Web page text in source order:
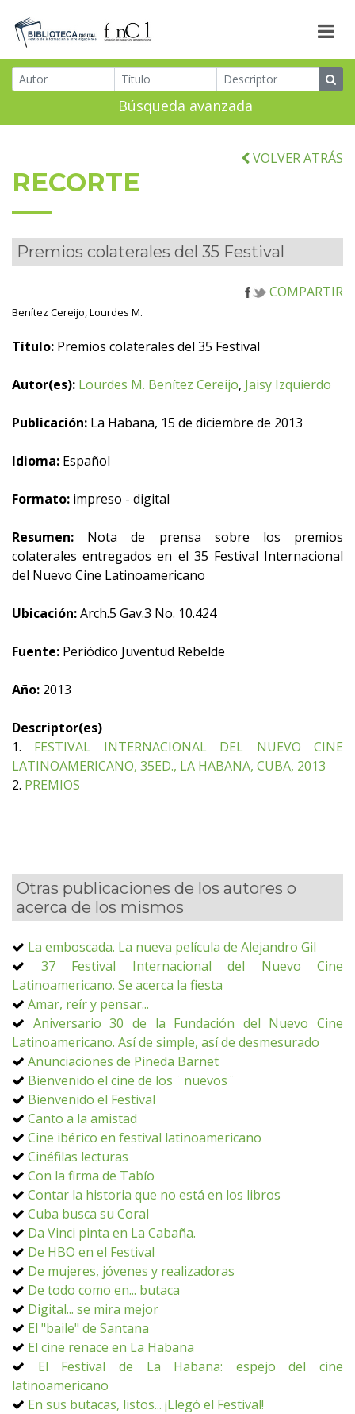
Búsqueda avanzada
VOLVER ATRÁS
RECORTE
Premios colaterales del 35 Festival
COMPARTIR
Benítez Cereijo, Lourdes M.
Título: Premios colaterales del 35 Festival
Autor(es): Lourdes M. Benítez Cereijo, Jaisy Izquierdo
Publicación: La Habana, 15 de diciembre de 2013
Idioma: Español
Formato: impreso - digital
Resumen: Nota de prensa sobre los premios
colaterales entregados en el 35 Festival Internacional
del Nuevo Cine Latinoamericano
Ubicación:Arch.5 Gav.3 No. 10.424
Fuente: Periódico Juventud Rebelde
Año: 2013
Descriptor(es)
1. FESTIVAL INTERNACIONAL DEL NUEVO CINE
LATINOAMERICANO, 35ED., LA HABANA, CUBA, 2013
2. PREMIOS
Otras publicaciones de los autores o
acerca de los mismos
La emboscada. La nueva película de Alejandro Gil
37 Festival Internacional del Nuevo Cine
Latinoamericano. Se acerca la fiesta
Amar, reír y pensar...
Aniversario 30 de la Fundación del Nuevo Cine
Latinoamericano. Así de simple, así de desmesurado
Anunciaciones de Pineda Barnet
Bienvenido el cine de los ¨nuevos¨
Bienvenido el Festival
Canto a la amistad
Cine ibérico en festival latinoamericano
Cinéfilas lecturas
Con la firma de Tabío
Contar la historia que no está en los libros
Cuba busca su Coral
Da Vinci pinta en La Cabaña.
De HBO en el Festival
De mujeres, jóvenes y realizadoras
De todo como en... butaca
Digital... se mira mejor
El "baile" de Santana
El cine renace en La Habana
El Festival de La Habana: espejo del cine
latinoamericano
En sus butacas, listos... ¡Llegó el Festival!